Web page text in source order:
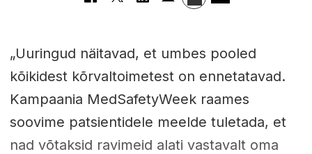
„Uuringud näitavad, et umbes pooled
kõikidest kõrvaltoimetest on ennetatavad.
Kampaania MedSafetyWeek raames
soovime patsientidele meelde tuletada, et
nad võtaksid ravimeid alati vastavalt oma